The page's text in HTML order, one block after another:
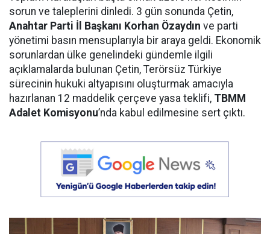
sorun ve taleplerini dinledi. 3 gün sonunda Çetin,
Anahtar Parti İl Başkanı Korhan Özaydın ve parti
yönetimi basın mensuplarıyla bir araya geldi. Ekonomik
sorunlardan ülke genelindeki gündemle ilgili
açıklamalarda bulunan Çetin, Terörsüz Türkiye
sürecinin hukuki altyapısını oluşturmak amacıyla
hazırlanan 12 maddelik çerçeve yasa teklifi, TBMM
Adalet Komisyonu’nda kabul edilmesine sert çıktı.